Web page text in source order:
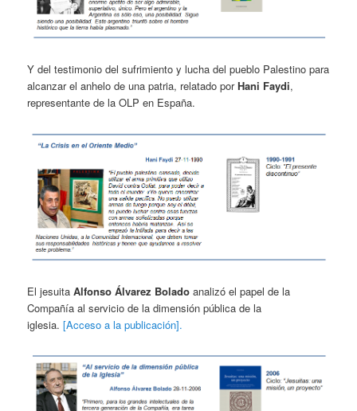
Y del testimonio del sufrimiento y lucha del pueblo Palestino para
alcanzar el anhelo de una patria, relatado porHani Faydi,
representante de la OLP en España.
El jesuitaAlfonso Álvarez Bolado analizó el papel de la
Compañía al servicio de la dimensión pública de la
iglesia.[Acceso a la publicación].